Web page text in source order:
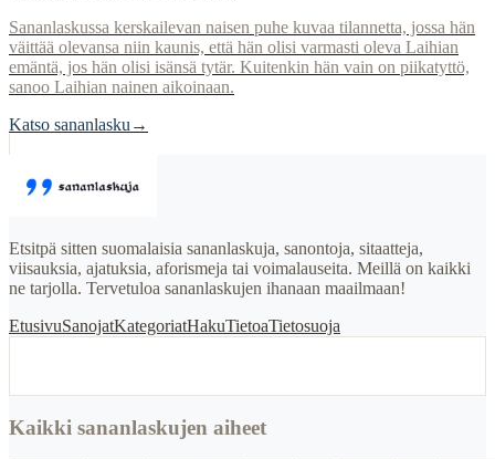
Sananlaskussa kerskailevan naisen puhe kuvaa tilannetta, jossa hän
väittää olevansa niin kaunis, että hän olisi varmasti oleva Laihian
emäntä, jos hän olisi isänsä tytär. Kuitenkin hän vain on piikatyttö,
sanoo Laihian nainen aikoinaan.
Katso sananlasku →
Etsitpä sitten suomalaisia sananlaskuja, sanontoja, sitaatteja,
viisauksia, ajatuksia, aforismeja tai voimalauseita. Meillä on kaikki
ne tarjolla. Tervetuloa sananlaskujen ihanaan maailmaan!
EtusivuSanojatKategoriatHakuTietoaTietosuoja
Kaikki sananlaskujen aiheet